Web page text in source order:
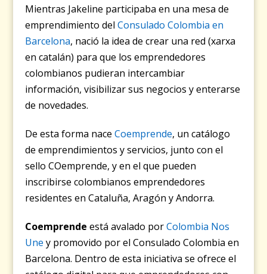
Mientras Jakeline participaba en una mesa de
emprendimiento delConsulado Colombia en
Barcelona, nació la idea de crear una red (xarxa
en catalán) para que los emprendedores
colombianos pudieran intercambiar
información, visibilizar sus negocios y enterarse
de novedades.
De esta forma naceCoemprende, un catálogo
de emprendimientos y servicios, junto con el
sello COemprende, y en el que pueden
inscribirse colombianos emprendedores
residentes en Cataluña, Aragón y Andorra.
Coemprende está avalado porColombia Nos
Une y promovido por el Consulado Colombia en
Barcelona. Dentro de esta iniciativa se ofrece el